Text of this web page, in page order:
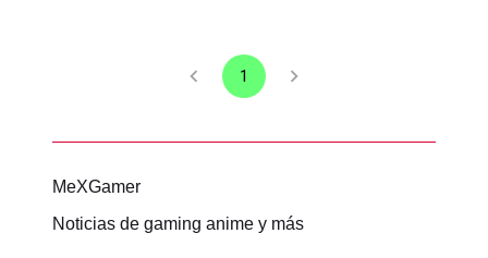
1
MeXGamer
Noticias de gaming anime y más